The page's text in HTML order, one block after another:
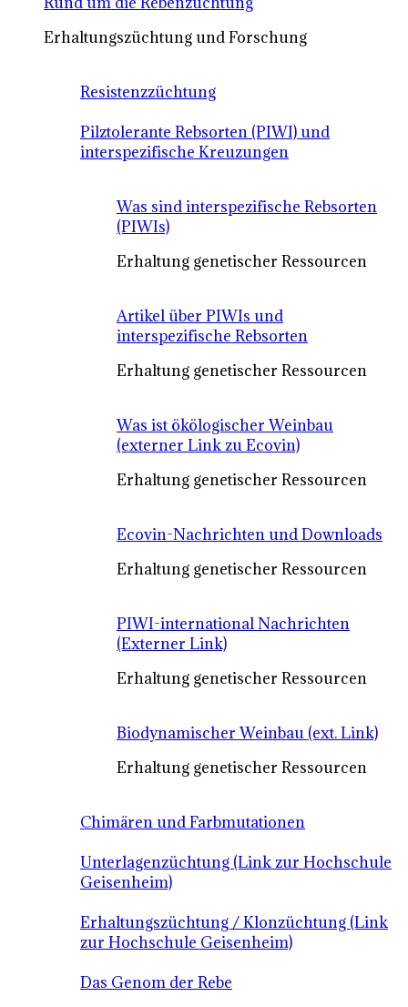
Erhaltungszüchtung und Forschung
Resistenzzüchtung
Pilztolerante Rebsorten (PIWI) und
interspezifische Kreuzungen
Was sind interspezifische Rebsorten
(PIWIs)
Erhaltung genetischer Ressourcen
Artikel über PIWIs und
interspezifische Rebsorten
Erhaltung genetischer Ressourcen
Was ist ökölogischer Weinbau
(externer Link zu Ecovin)
Erhaltung genetischer Ressourcen
Ecovin-Nachrichten und Downloads
Erhaltung genetischer Ressourcen
PIWI-international Nachrichten
(Externer Link)
Erhaltung genetischer Ressourcen
Biodynamischer Weinbau (ext. Link)
Erhaltung genetischer Ressourcen
Chimären und Farbmutationen
Unterlagenzüchtung (Link zur Hochschule
Geisenheim)
Erhaltungszüchtung / Klonzüchtung (Link
zur Hochschule Geisenheim)
Das Genom der Rebe